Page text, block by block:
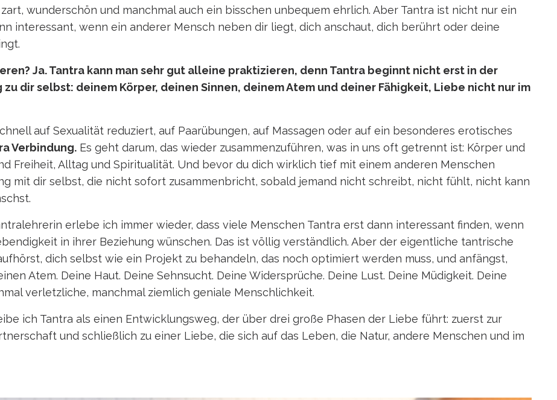
wunderschön und manchmal auch ein bisschen unbequem ehrlich. Aber Tantra ist nicht nur ein
interessant, wenn ein anderer Mensch neben dir liegt, dich anschaut, dich berührt oder deine
Ja. Tantra kann man sehr gut alleine praktizieren, denn Tantra beginnt nicht erst in der
dir selbst: deinem Körper, deinen Sinnen, deinem Atem und deiner Fähigkeit, Liebe nicht nur im
auf Sexualität reduziert, auf Paarübungen, auf Massagen oder auf ein besonderes erotisches
Verbindung. Es geht darum, das wieder zusammenzuführen, was in uns oft getrennt ist: Körper und
Freiheit, Alltag und Spiritualität. Und bevor du dich wirklich tief mit einem anderen Menschen
mit dir selbst, die nicht sofort zusammenbricht, sobald jemand nicht schreibt, nicht fühlt, nicht kann
erlebe ich immer wieder, dass viele Menschen Tantra erst dann interessant finden, wenn
in ihrer Beziehung wünschen. Das ist völlig verständlich. Aber der eigentliche tantrische
dich selbst wie ein Projekt zu behandeln, das noch optimiert werden muss, und anfängst,
Atem. Deine Haut. Deine Sehnsucht. Deine Widersprüche. Deine Lust. Deine Müdigkeit. Deine
verletzliche, manchmal ziemlich geniale Menschlichkeit.
ich Tantra als einen Entwicklungsweg, der über drei große Phasen der Liebe führt: zuerst zur
und schließlich zu einer Liebe, die sich auf das Leben, die Natur, andere Menschen und im